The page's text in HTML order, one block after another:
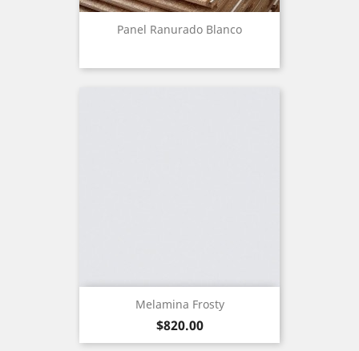
Panel Ranurado Blanco
Melamina Frosty
Precio
$820.00